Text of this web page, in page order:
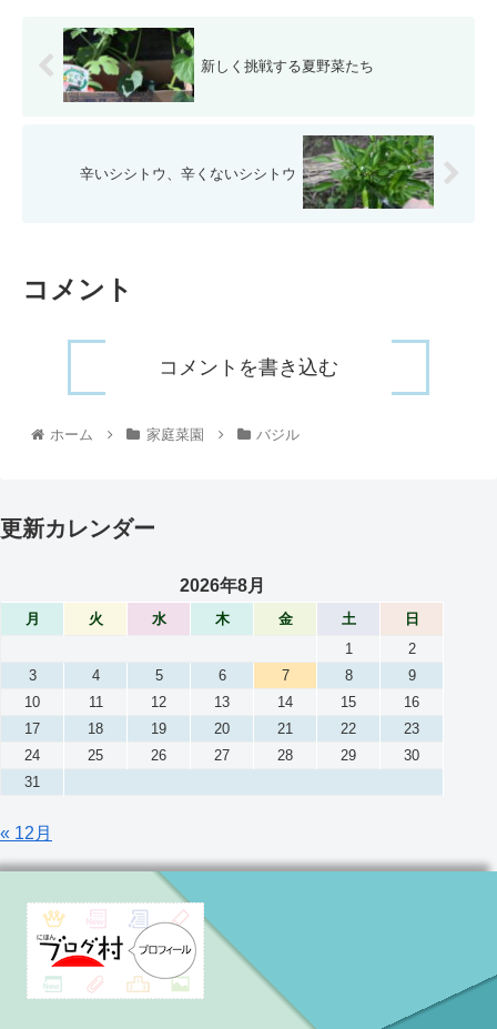
新しく挑戦する夏野菜たち
辛いシシトウ、辛くないシシトウ
コメント
コメントを書き込む
ホーム 家庭菜園 バジル
更新カレンダー
2026年8月
月 火 水 木 金 土
日
1
2
3
4 5 6 7 8
9
10
11 12 13 14 15
16
17
18 19 20 21 22
23
24
25 26 27 28 29
30
31
« 12月